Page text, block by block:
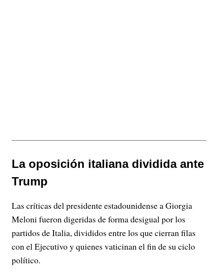
La oposición italiana dividida ante
Trump
Las críticas del presidente estadounidense a Giorgia
Meloni fueron digeridas de forma desigual por los
partidos de Italia, divididos entre los que cierran filas
con el Ejecutivo y quienes vaticinan el fin de su ciclo
político.